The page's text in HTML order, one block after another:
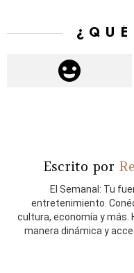
Escrito por
El Semanal: Tu
entretenimiento.
cultura, economía y más.
manera dinámica y